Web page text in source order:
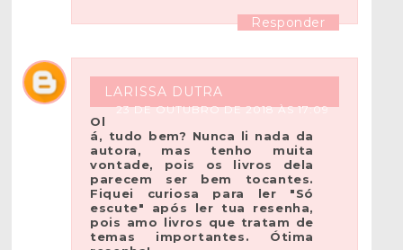
Responder
LARISSA DUTRA
23 DE OUTUBRO DE 2018 ÀS 17:09
Ol
á, tudo bem? Nunca li nada da
autora, mas tenho muita
vontade, pois os livros dela
parecem ser bem tocantes.
Fiquei curiosa para ler "Só
escute" após ler tua resenha,
pois amo livros que tratam de
temas importantes. Ótima